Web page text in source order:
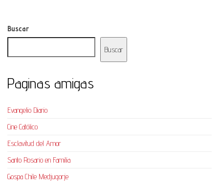
Buscar
Buscar
Paginas amigas
Evangelio Diario
Cine Católico
Esclavitud del Amor
Santo Rosario en Familia
Gospa Chile Medjugorje